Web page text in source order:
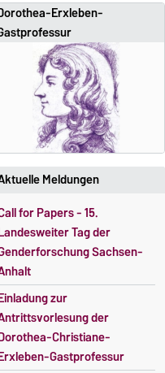
Erxleben-
Meldungen
for Papers - 15.
Tag der
Sachsen-
zur
der
Christiane-
Gastprofessur